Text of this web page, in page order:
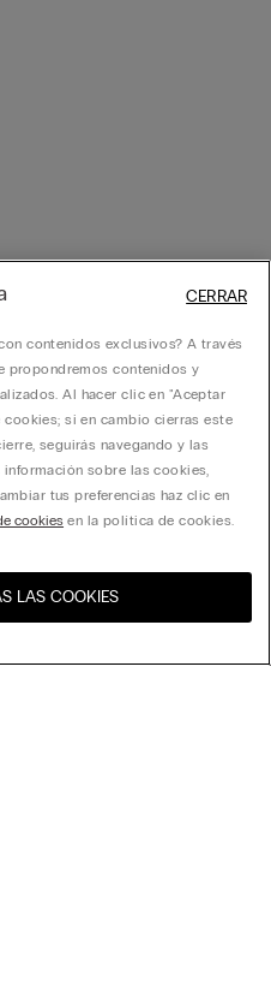
Estados Unidos
contenidos exclusivos? A través
propondremos contenidos y
Al hacer clic en "Aceptar
si en cambio cierras este
seguirás navegando y las
sobre las cookies,
tus preferencias haz clic en
cookies en la política de cookies.
LAS COOKIES
CERRAR